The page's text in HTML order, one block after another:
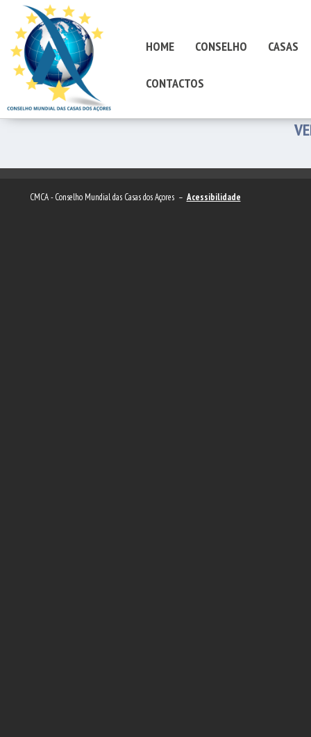
HOME CONSELHO CASAS
CONTACTOS
CMCA - Conselho Mundial das Casas dos Açores – Acessibilidade